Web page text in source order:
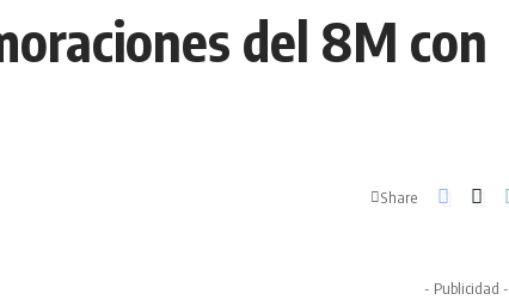
del 8M con
Share
- Publicidad -